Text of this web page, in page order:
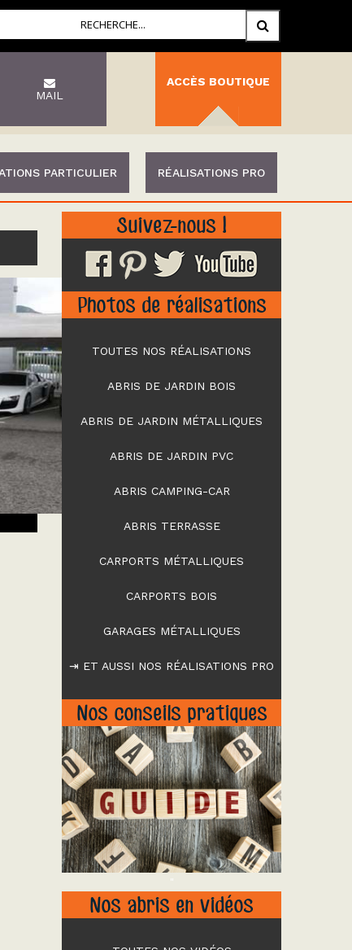
MAIL
ACCÈS BOUTIQUE
PARTICULIER RÉALISATIONS PRO
Suivez-nous !
Photos de réalisations
TOUTES NOS RÉALISATIONS
ABRIS DE JARDIN BOIS
ABRIS DE JARDIN MÉTALLIQUES
ABRIS DE JARDIN PVC
ABRIS CAMPING-CAR
ABRIS TERRASSE
CARPORTS MÉTALLIQUES
CARPORTS BOIS
GARAGES MÉTALLIQUES
⇥ ET AUSSI NOS RÉALISATIONS PRO
Nos conseils pratiques
"
Nos abris en vidéos